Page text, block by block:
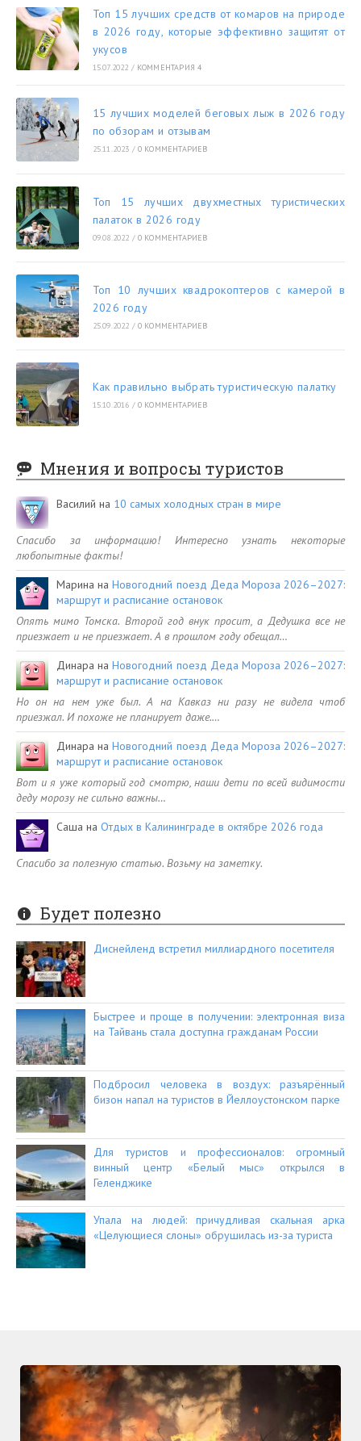
Топ 15 лучших средств от комаров на природе
в 2026 году, которые эффективно защитят от
укусов
15.07.2022 / КОММЕНТАРИЯ 4
15 лучших моделей беговых лыж в 2026 году
по обзорам и отзывам
25.11.2023 / 0 КОММЕНТАРИЕВ
Топ 15 лучших двухместных туристических
палаток в 2026 году
09.08.2022 / 0 КОММЕНТАРИЕВ
Топ 10 лучших квадрокоптеров с камерой в
2026 году
25.09.2022 / 0 КОММЕНТАРИЕВ
Как правильно выбрать туристическую палатку
15.10.2016 / 0 КОММЕНТАРИЕВ
Мнения и вопросы туристов
Василий на 10 самых холодных стран в мире
Спасибо за информацию! Интересно узнать некоторые
любопытные факты!
Марина наНовогодний поезд Деда Мороза 2026–2027:
маршрут и расписание остановок
Опять мимо Томска. Второй год внук просит, а Дедушка все не
приезжает и не приезжает. А в прошлом году обещал…
Динара наНовогодний поезд Деда Мороза 2026–2027:
маршрут и расписание остановок
Но он на нем уже был. А на Кавказ ни разу не видела чтоб
приезжал. И похоже не планирует даже.…
Динара наНовогодний поезд Деда Мороза 2026–2027:
маршрут и расписание остановок
Вот и я уже который год смотрю, наши дети по всей видимости
деду морозу не сильно важны…
Саша на Отдых в Калининграде в октябре 2026 года
Спасибо за полезную статью. Возьму на заметку.
Будет полезно
Диснейленд встретил миллиардного посетителя
Быстрее и проще в получении: электронная виза
на Тайвань стала доступна гражданам России
Подбросил человека в воздух: разъярённый
бизон напал на туристов в Йеллоустонском парке
Для туристов и профессионалов: огромный
винный центр «Белый мыс» открылся в
Геленджике
Упала на людей: причудливая скальная арка
«Целующиеся слоны» обрушилась из-за туриста